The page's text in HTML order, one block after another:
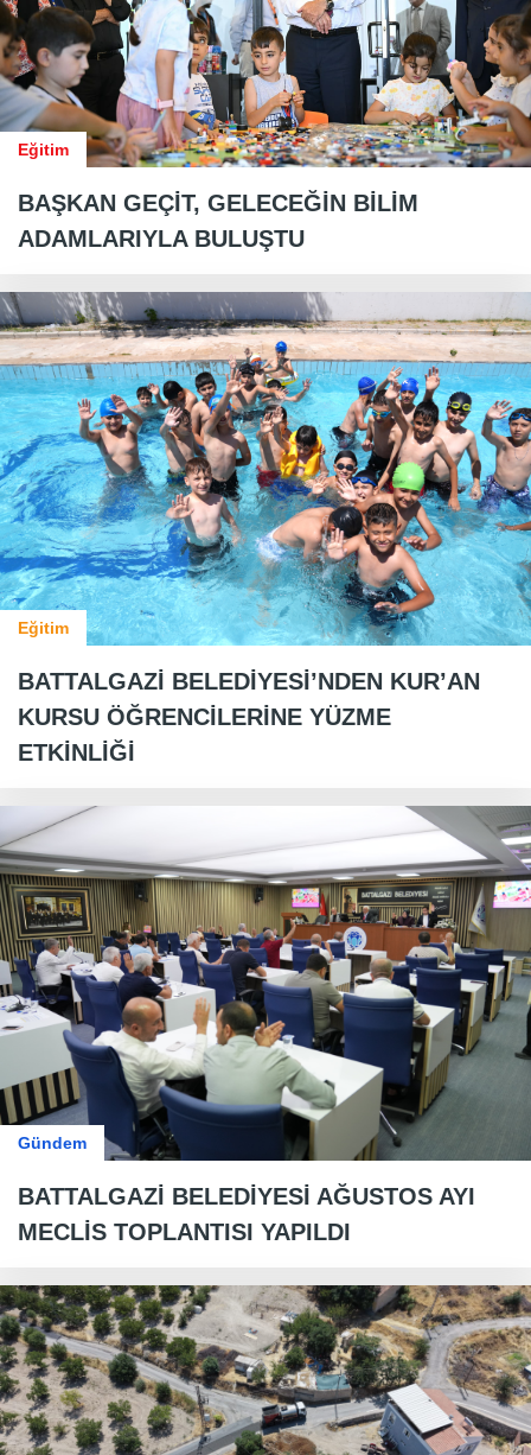
Eğitim
BAŞKAN GEÇİT, GELECEĞİN BİLİM
ADAMLARIYLA BULUŞTU
Eğitim
BATTALGAZİ BELEDİYESİ’NDEN KUR’AN
KURSU ÖĞRENCİLERİNE YÜZME
ETKİNLİĞİ
Gündem
BATTALGAZİ BELEDİYESİ AĞUSTOS AYI
MECLİS TOPLANTISI YAPILDI